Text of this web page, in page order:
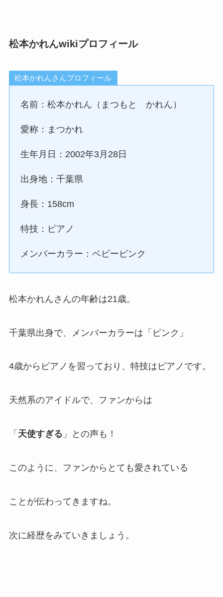
松本かれんwikiプロフィール
松本かれんさんプロフィール
名前：松本かれん（まつもと かれん）
愛称：まつかれ
生年月日：2002年3月28日
出身地：千葉県
身長：158cm
特技：ピアノ
メンバーカラー：ベビーピンク
松本かれんさんの年齢は21歳。
千葉県出身で、メンバーカラーは「ピンク」
4歳からピアノを習っており、特技はピアノです。
天然系のアイドルで、ファンからは
「 天使すぎる 」との声も！
このように、ファンからとても愛されている
ことが伝わってきますね。
次に経歴をみていきましょう。